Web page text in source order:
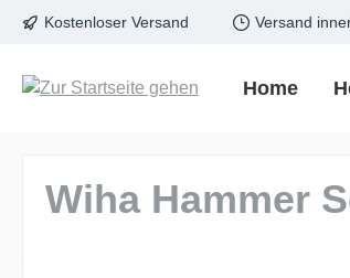
Zur Hauptnavigation springen
Kostenloser Versand Versand
Home
Wiha Hammer